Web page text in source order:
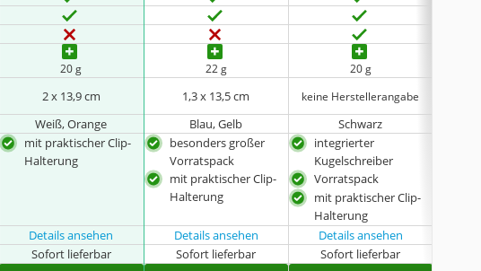
20 g 22 g 20 g
2 x 13,9 cm 1,3 x 13,5 cm keine Herstellerangabe
Weiß, Orange Blau, Gelb Schwarz
mit praktischer Clip-
Halterung
besonders großer
Vorratspack
mit praktischer Clip-
Halterung
integrierter
Kugelschreiber
Vorratspack
mit praktischer Clip-
Halterung
Details ansehen Details ansehen Details ansehen
Sofort lieferbar Sofort lieferbar Sofort lieferbar